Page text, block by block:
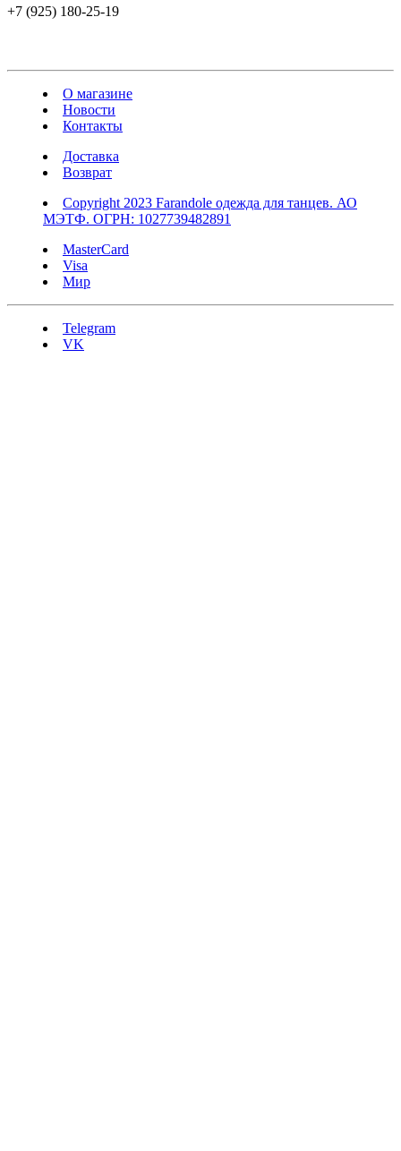
+7 (925) 180-25-19
О магазине
Новости
Контакты
Доставка
Возврат
Copyright 2023 Farandole одежда для танцев. АО
МЭТФ. ОГРН: 1027739482891
MasterCard
Visa
Мир
Telegram
VK